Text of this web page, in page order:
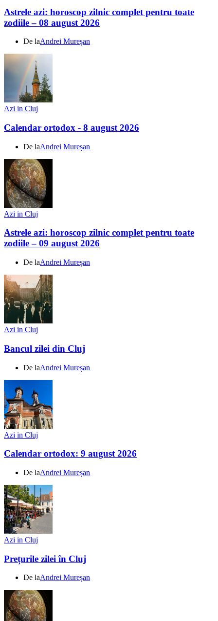
Astrele azi: horoscop zilnic complet pentru toate
zodiile – 08 august 2026
De laAndrei Mureșan
Azi in Cluj
Calendar ortodox - 8 august 2026
De laAndrei Mureșan
Azi in Cluj
Astrele azi: horoscop zilnic complet pentru toate
zodiile – 09 august 2026
De laAndrei Mureșan
Azi in Cluj
Bancul zilei din Cluj
De laAndrei Mureșan
Azi in Cluj
Calendar ortodox: 9 august 2026
De laAndrei Mureșan
Azi in Cluj
Prețurile zilei în Cluj
De laAndrei Mureșan